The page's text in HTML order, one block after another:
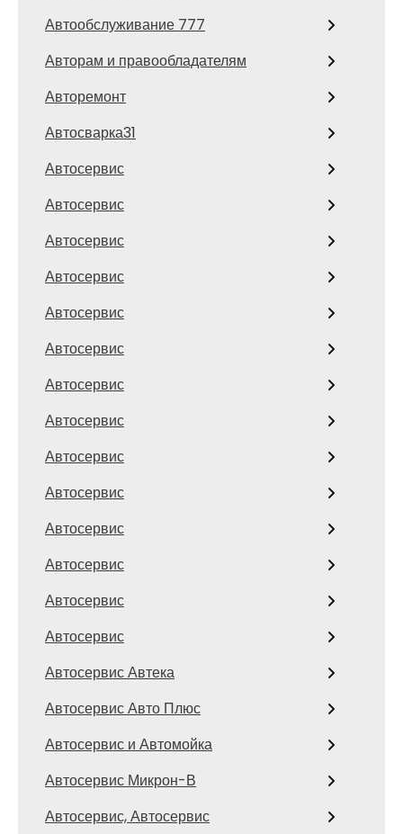
Автообслуживание 777
Авторам и правообладателям
Авторемонт
Автосварка31
Автосервис
Автосервис
Автосервис
Автосервис
Автосервис
Автосервис
Автосервис
Автосервис
Автосервис
Автосервис
Автосервис
Автосервис
Автосервис
Автосервис
Автосервис Автека
Автосервис Авто Плюс
Автосервис и Автомойка
Автосервис Микрон-В
Автосервис, Автосервис